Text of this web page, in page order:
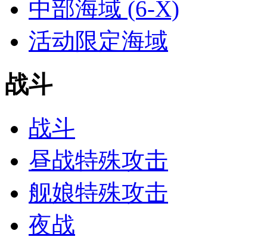
中部海域 (6-X)
活动限定海域
战斗
战斗
昼战特殊攻击
舰娘特殊攻击
夜战